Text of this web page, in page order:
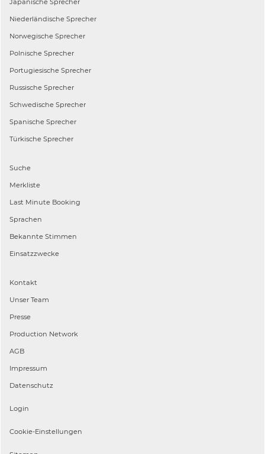
Niederländische Sprecher
Norwegische Sprecher
Polnische Sprecher
Portugiesische Sprecher
Russische Sprecher
Schwedische Sprecher
Spanische Sprecher
Türkische Sprecher
Suche
Merkliste
Last Minute Booking
Sprachen
Bekannte Stimmen
Einsatzzwecke
Kontakt
Unser Team
Presse
Production Network
AGB
Impressum
Datenschutz
Login
Cookie-Einstellungen